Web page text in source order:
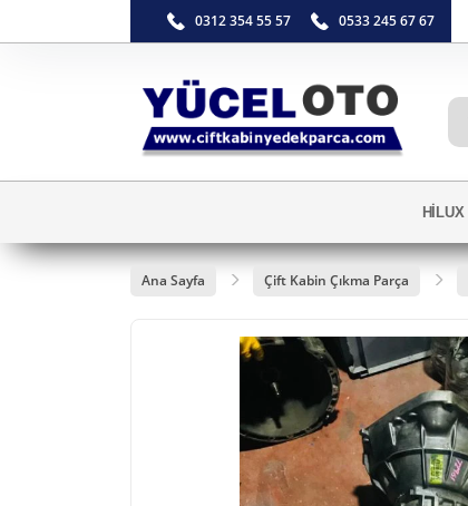
0312 354 55 57 0533 245 67 67
HİLUX
Ana Sayfa Çift Kabin Çıkma Parça